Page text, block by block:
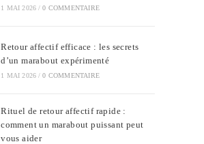
1 MAI 2026 / 0 COMMENTAIRE
Retour affectif efficace : les secrets
d’un marabout expérimenté
1 MAI 2026 / 0 COMMENTAIRE
Rituel de retour affectif rapide :
comment un marabout puissant peut
vous aider